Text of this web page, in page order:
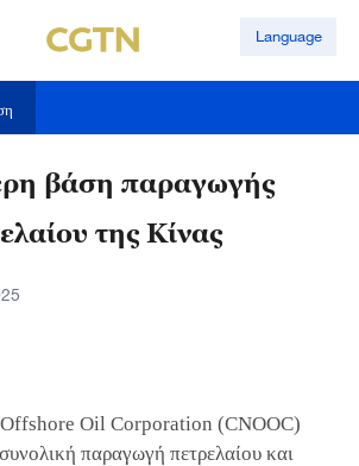
Language
βάση παραγωγής
της Κίνας
Oil Corporation (CNOOC)
παραγωγή πετρελαίου και